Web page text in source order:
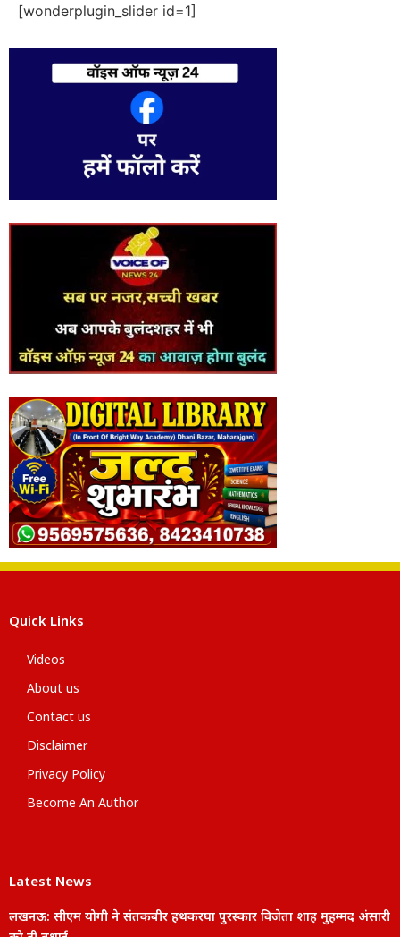
[wonderplugin_slider id=1]
Quick Links
Videos
About us
Contact us
Disclaimer
Privacy Policy
Become An Author
Latest News
लखनऊ: सीएम योगी ने संतकबीर हथकरघा पुरस्कार विजेता शाह मुहम्मद अंसारी